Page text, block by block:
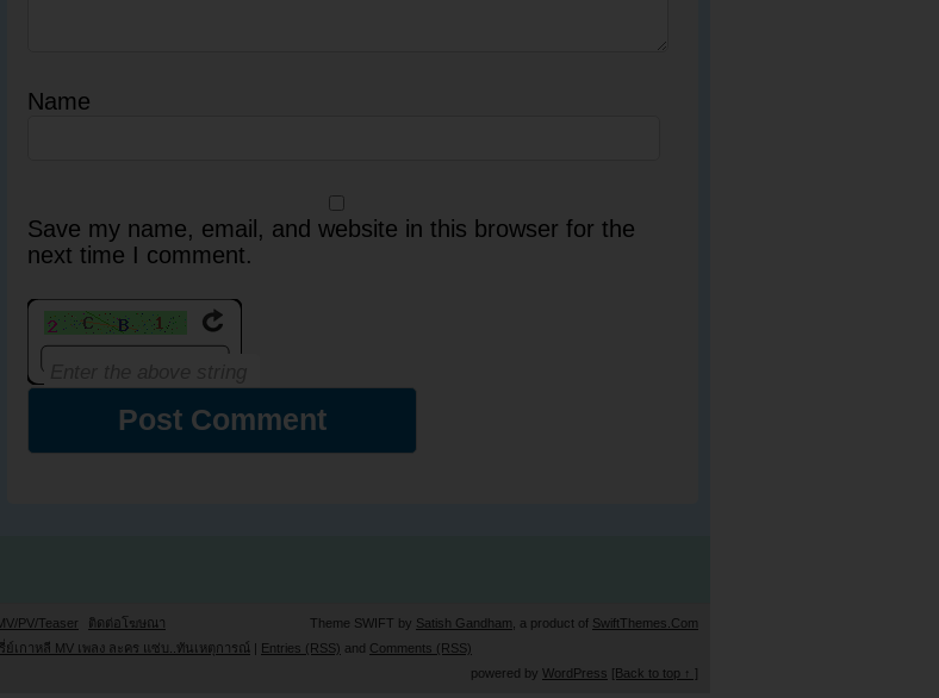
Name
Save my name, email, and website in this browser for the
next time I comment.
PV/Teaser ติดต่อโฆษณา Theme SWIFT by Satish Gandham , a product of SwiftThemes.Com
เกาหลี MV เพลง ละคร แซ่บ..ทันเหตุการณ์ | Entries (RSS) and Comments (RSS)
powered by WordPress [Back to top ↑ ]